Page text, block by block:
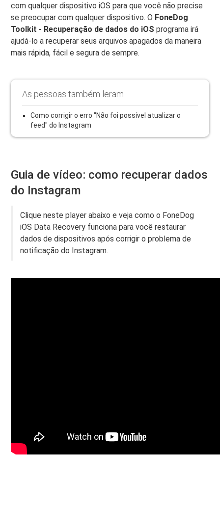
com qualquer dispositivo iOS para que você não precise
se preocupar com qualquer dispositivo. O FoneDog
Toolkit - Recuperação de dados do iOS programa irá
ajudá-lo a recuperar seus arquivos apagados da maneira
mais rápida, fácil e segura de sempre.
As pessoas também leram
Como corrigir o erro "Não foi possível atualizar o
feed" do Instagram
Guia de vídeo: como recuperar dados
do Instagram
Clique neste player abaixo e veja como o FoneDog
iOS Data Recovery funciona para você restaurar
dados de dispositivos após corrigir o problema de
notificação do Instagram.